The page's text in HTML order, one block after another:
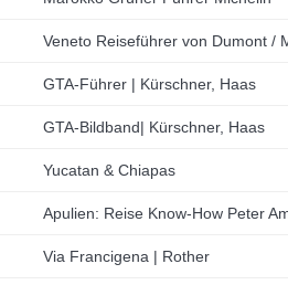
Veneto Reiseführer von Dumont /
GTA-Führer | Kürschner, Haas
GTA-Bildband| Kürschner, Haas
Yucatan & Chiapas
Apulien: Reise Know-How Peter
Via Francigena | Rother